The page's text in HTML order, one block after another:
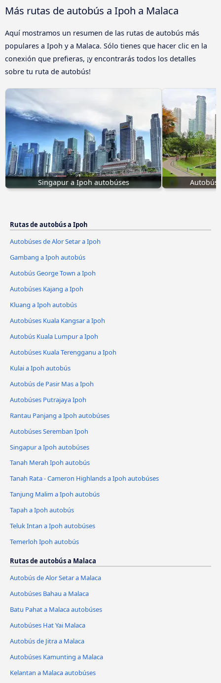
Más rutas de autobús a Ipoh a Malaca
Aquí mostramos un resumen de las rutas de autobús más
populares a Ipoh y a Malaca. Sólo tienes que hacer clic en la
conexión que prefieras, ¡y encontrarás todos los detalles
sobre tu ruta de autobús!
Singapur a Ipoh autobúses Autobús
Rutas de autobús a Ipoh
Autobúses de Alor Setar a Ipoh
Gambang a Ipoh autobús
Autobús George Town a Ipoh
Autobúses Kajang a Ipoh
Kluang a Ipoh autobús
Autobúses Kuala Kangsar a Ipoh
Autobús Kuala Lumpur a Ipoh
Autobúses Kuala Terengganu a Ipoh
Kulai a Ipoh autobús
Autobús de Pasir Mas a Ipoh
Autobúses Putrajaya Ipoh
Rantau Panjang a Ipoh autobúses
Autobúses Seremban Ipoh
Singapur a Ipoh autobúses
Tanah Merah Ipoh autobús
Tanah Rata - Cameron Highlands a Ipoh autobúses
Tanjung Malim a Ipoh autobús
Tapah a Ipoh autobús
Teluk Intan a Ipoh autobúses
Temerloh Ipoh autobús
Rutas de autobús a Malaca
Autobús de Alor Setar a Malaca
Autobúses Bahau a Malaca
Batu Pahat a Malaca autobúses
Autobúses Hat Yai Malaca
Autobús de Jitra a Malaca
Autobúses Kamunting a Malaca
Kelantan a Malaca autobúses